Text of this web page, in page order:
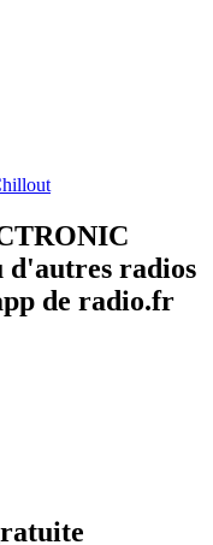
radios
de radio.fr